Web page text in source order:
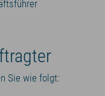
Sie wie folgt: